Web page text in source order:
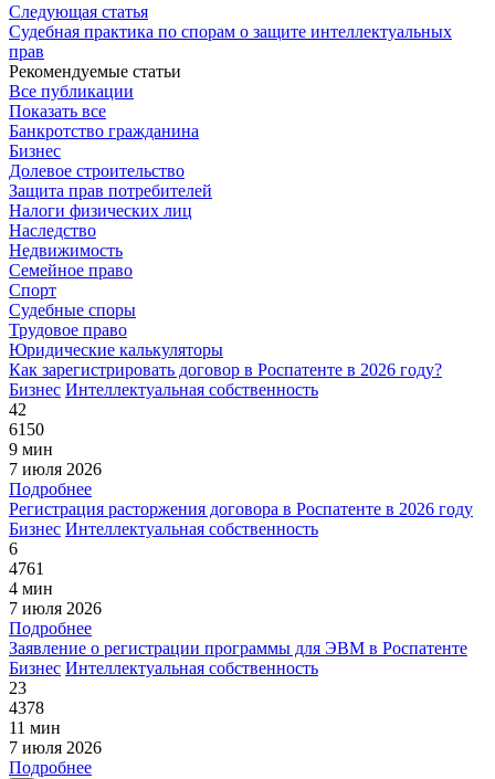
Следующая статья
Судебная практика по спорам о защите интеллектуальных
прав
Рекомендуемые статьи
Все публикации
Показать все
Банкротство гражданина
Бизнес
Долевое строительство
Защита прав потребителей
Налоги физических лиц
Наследство
Недвижимость
Семейное право
Спорт
Судебные споры
Трудовое право
Юридические калькуляторы
Как зарегистрировать договор в Роспатенте в 2026 году?
Бизнес Интеллектуальная собственность
42
6150
9 мин
7 июля 2026
Подробнее
Регистрация расторжения договора в Роспатенте в 2026 году
Бизнес Интеллектуальная собственность
6
4761
4 мин
7 июля 2026
Подробнее
Заявление о регистрации программы для ЭВМ в Роспатенте
Бизнес Интеллектуальная собственность
23
4378
11 мин
7 июля 2026
Подробнее